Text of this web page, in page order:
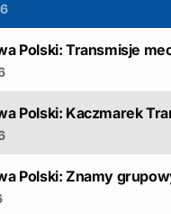
Polski: Transmisje